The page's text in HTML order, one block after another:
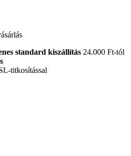
standard kiszállítás 24.000 Ft-tól
titkosítással